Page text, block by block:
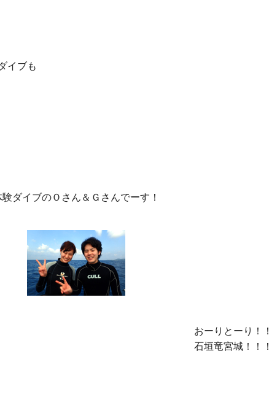
イブも
験ダイブのＯさん＆Ｇさんでーす！
おーりとーり！！
石垣竜宮城！！！